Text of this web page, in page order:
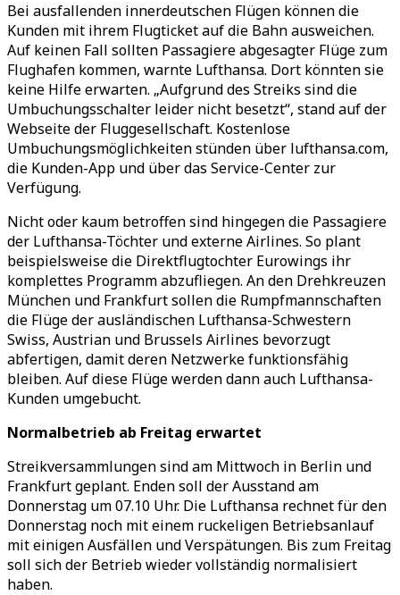
Bei ausfallenden innerdeutschen Flügen können die
Kunden mit ihrem Flugticket auf die Bahn ausweichen.
Auf keinen Fall sollten Passagiere abgesagter Flüge zum
Flughafen kommen, warnte Lufthansa. Dort könnten sie
keine Hilfe erwarten. „Aufgrund des Streiks sind die
Umbuchungsschalter leider nicht besetzt“, stand auf der
Webseite der Fluggesellschaft. Kostenlose
Umbuchungsmöglichkeiten stünden über lufthansa.com,
die Kunden-App und über das Service-Center zur
Verfügung.
Nicht oder kaum betroffen sind hingegen die Passagiere
der Lufthansa-Töchter und externe Airlines. So plant
beispielsweise die Direktflugtochter Eurowings ihr
komplettes Programm abzufliegen. An den Drehkreuzen
München und Frankfurt sollen die Rumpfmannschaften
die Flüge der ausländischen Lufthansa-Schwestern
Swiss, Austrian und Brussels Airlines bevorzugt
abfertigen, damit deren Netzwerke funktionsfähig
bleiben. Auf diese Flüge werden dann auch Lufthansa-
Kunden umgebucht.
Normalbetrieb ab Freitag erwartet
Streikversammlungen sind am Mittwoch in Berlin und
Frankfurt geplant. Enden soll der Ausstand am
Donnerstag um 07.10 Uhr. Die Lufthansa rechnet für den
Donnerstag noch mit einem ruckeligen Betriebsanlauf
mit einigen Ausfällen und Verspätungen. Bis zum Freitag
soll sich der Betrieb wieder vollständig normalisiert
haben.